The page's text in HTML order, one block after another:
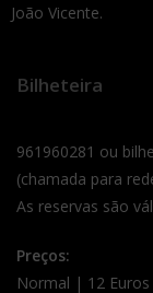
João Vicente.
Bilheteira
961960281 ou
(chamada para
As reservas são
Preços:
Normal | 12 Euros